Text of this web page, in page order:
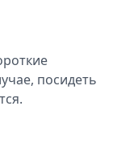
посидеть